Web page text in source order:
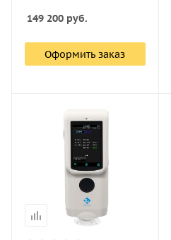
149 200 руб.
Оформить заказ